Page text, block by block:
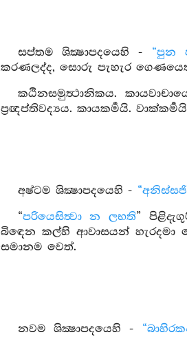
සප්තම ශික්‍ෂාපදයෙහි - “පුන
කරණලද්ද, සොරු පැහැර
කඨිනසමුත්‍ථානිකය.
ප්‍රඥප්තිවද්‍යය. කායකර්‍මයි.
අෂ්ටම ශික්‍ෂාපදයෙහි -
“පරියෙසිත්‍වා න ලභති”
බිඳෙන කල්හි ආවාසයන් හැරදමා
සමානම වෙත්.
නවම ශික්‍ෂාපදයෙහි -